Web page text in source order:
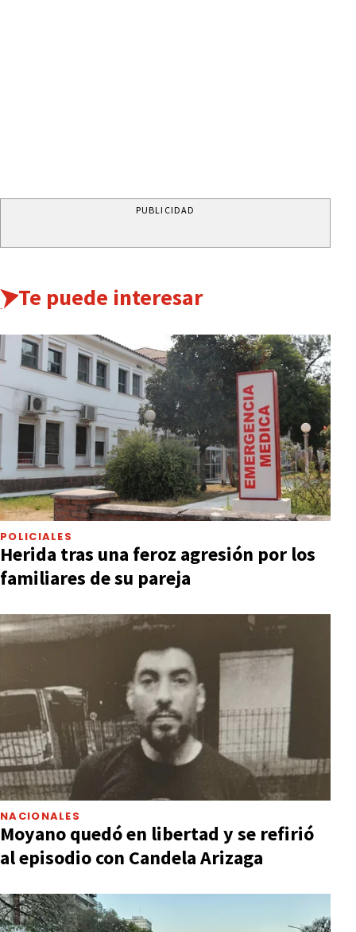
PUBLICIDAD
Te puede interesar
POLICIALES
Herida tras una feroz agresión por los
familiares de su pareja
NACIONALES
Moyano quedó en libertad y se refirió
al episodio con Candela Arizaga